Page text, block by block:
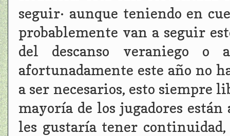
seguir· aunque teniendo en
probablemente van a seguir
del descanso veraniego o
afortunadamente este año no
a ser necesarios, esto siempre
mayoría de los jugadores
les gustaría tener